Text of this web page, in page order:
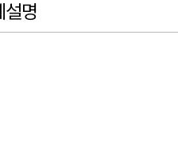
설명